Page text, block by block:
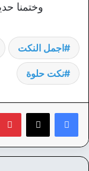
وختمنا
اجمل النكت
نكت حلوة